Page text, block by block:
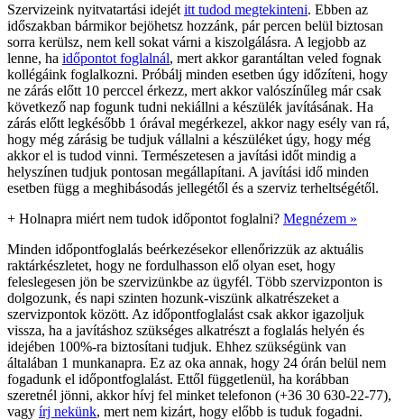
Szervizeink nyitvatartási idejét itt tudod megtekinteni. Ebben az
időszakban bármikor bejöhetsz hozzánk, pár percen belül biztosan
sorra kerülsz, nem kell sokat várni a kiszolgálásra. A legjobb az
lenne, ha időpontot foglalnál, mert akkor garantáltan veled fognak
kollégáink foglalkozni. Próbálj minden esetben úgy időzíteni, hogy
ne zárás előtt 10 perccel érkezz, mert akkor valószínűleg már csak
következő nap fogunk tudni nekiállni a készülék javításának. Ha
zárás előtt legkésőbb 1 órával megérkezel, akkor nagy esély van rá,
hogy még zárásig be tudjuk vállalni a készüléket úgy, hogy még
akkor el is tudod vinni. Természetesen a javítási időt mindig a
helyszínen tudjuk pontosan megállapítani. A javítási idő minden
esetben függ a meghibásodás jellegétől és a szerviz terheltségétől.
+ Holnapra miért nem tudok időpontot foglalni? Megnézem »
Minden időpontfoglalás beérkezésekor ellenőrizzük az aktuális
raktárkészletet, hogy ne fordulhasson elő olyan eset, hogy
feleslegesen jön be szervizünkbe az ügyfél. Több szervizponton is
dolgozunk, és napi szinten hozunk-viszünk alkatrészeket a
szervizpontok között. Az időpontfoglalást csak akkor igazoljuk
vissza, ha a javításhoz szükséges alkatrészt a foglalás helyén és
idejében 100%-ra biztosítani tudjuk. Ehhez szükségünk van
általában 1 munkanapra. Ez az oka annak, hogy 24 órán belül nem
fogadunk el időpontfoglalást. Ettől függetlenül, ha korábban
szeretnél jönni, akkor hívj fel minket telefonon (+36 30 630-22-77),
vagy írj nekünk, mert nem kizárt, hogy előbb is tuduk fogadni.